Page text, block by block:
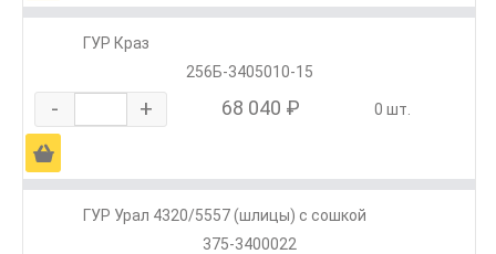
ГУР Краз
256Б-3405010-15
- + 68 040 ₽ 0 шт.
Ä
ГУР Урал 4320/5557 (шлицы) с сошкой
375-3400022